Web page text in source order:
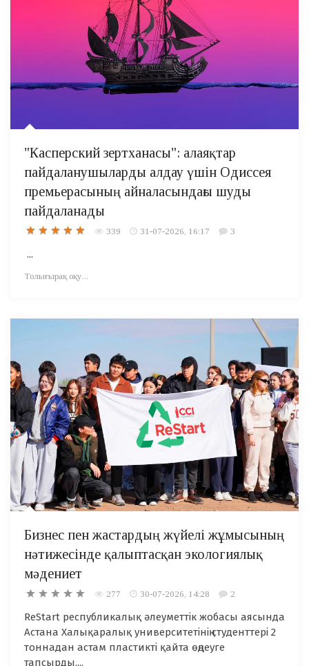
"Касперский зертханасы": алаяқтар
пайдаланушыларды алдау үшін Одиссея
премьерасының айналасындағы шуды
пайдаланады
339 31-07-2026, 16:17 3
...
Толығырақ оқу...
Бизнес пен жастардың жүйелі жұмысының
нәтижесінде қалыптасқан экологиялық
мәдениет
277 30-07-2026, 14:28 2
ReStart республикалық әлеуметтік жобасы аясында
Астана Халықаралық университетінің студенттері 2
тоннадан астам пластикті қайта өңдеуге
тапсырды....